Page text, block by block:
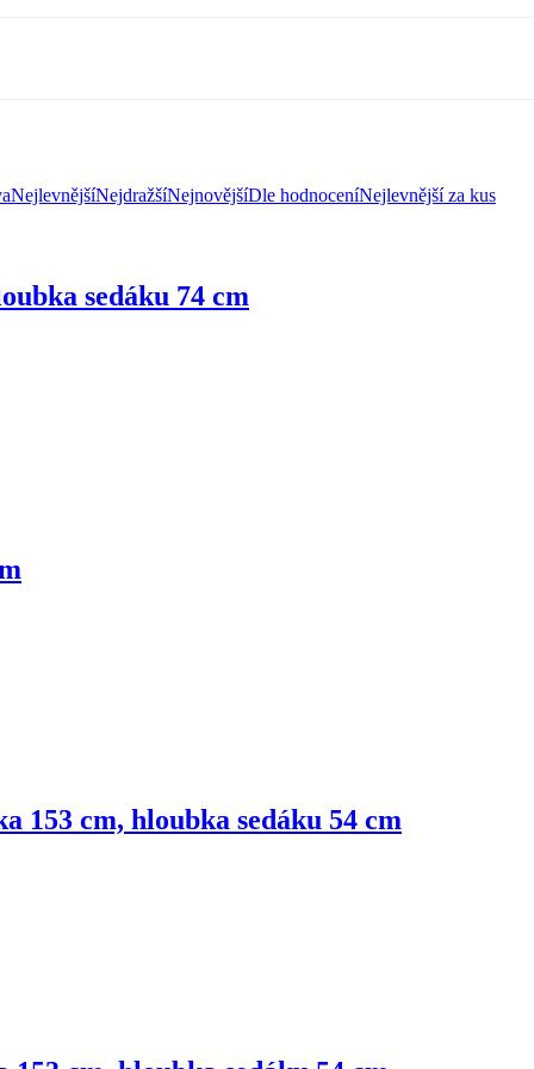
NejlevnějšíNejdražšíNejnovějšíDle hodnoceníNejlevnější za kus
sedáku 74 cm
153 cm, hloubka sedáku 54 cm